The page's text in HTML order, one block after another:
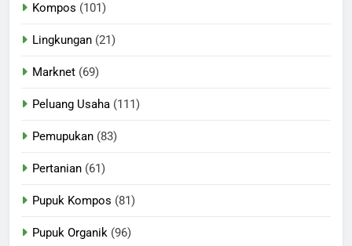
Kompos (101)
Lingkungan (21)
Marknet (69)
Peluang Usaha (111)
Pemupukan (83)
Pertanian (61)
Pupuk Kompos (81)
Pupuk Organik (96)